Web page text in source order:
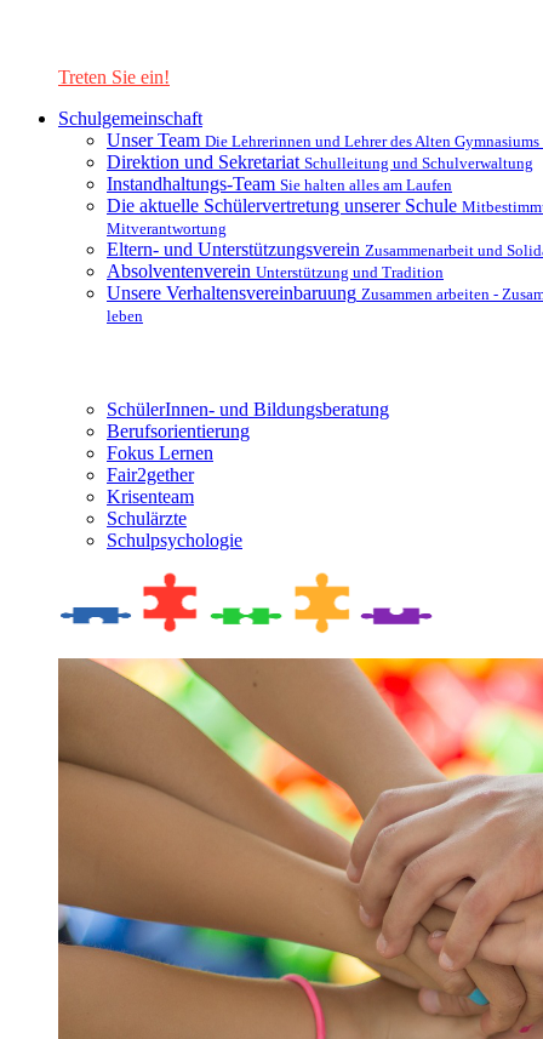
Treten Sie ein!
Schulgemeinschaft
Unser Team Die Lehrerinnen und Lehrer des Alten
Direktion und Sekretariat Schulleitung und Schulverwaltung
Instandhaltungs-Team Sie halten alles am Laufen
Die aktuelle Schülervertretung unserer Schule
Mitverantwortung
Eltern- und Unterstützungsverein Zusammenarbeit und
Absolventenverein Unterstützung und Tradition
Unsere Verhaltensvereinbaruung Zusammen arbeiten -
leben
SchülerInnen- und Bildungsberatung
Berufsorientierung
Fokus Lernen
Fair2gether
Krisenteam
Schulärzte
Schulpsychologie